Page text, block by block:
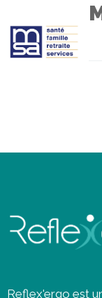
Reflex'ergo est